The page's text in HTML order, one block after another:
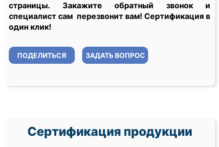
страницы. Закажите обратный звонок и
специалист сам перезвонит вам! Сертификация в
один клик!
ПОДЕЛИТЬСЯ ЗАДАТЬ ВОПРОС
Сертификация продукции